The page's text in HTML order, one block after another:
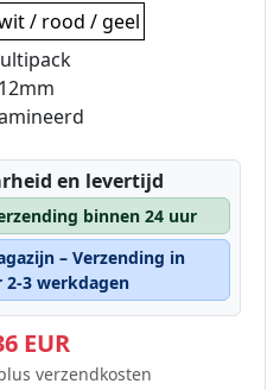
/ rood / geel
12mm
en levertijd
binnen 24 uur
– Verzending in
2-3 werkdagen
EUR
verzendkosten